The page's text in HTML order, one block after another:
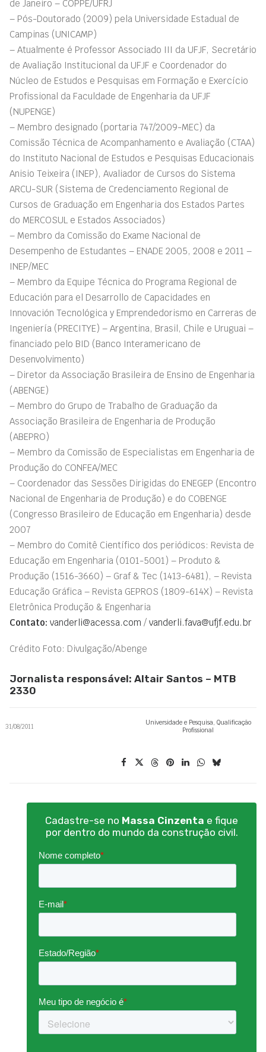
de Janeiro – COPPE/UFRJ
– Pós-Doutorado (2009) pela Universidade Estadual de
Campinas (UNICAMP)
– Atualmente é Professor Associado III da UFJF, Secretário
de Avaliação Institucional da UFJF e Coordenador do
Núcleo de Estudos e Pesquisas em Formação e Exercício
Profissional da Faculdade de Engenharia da UFJF
(NUPENGE)
– Membro designado (portaria 747/2009-MEC) da
Comissão Técnica de Acompanhamento e Avaliação (CTAA)
do Instituto Nacional de Estudos e Pesquisas Educacionais
Anisio Teixeira (INEP), Avaliador de Cursos do Sistema
ARCU-SUR (Sistema de Credenciamento Regional de
Cursos de Graduação em Engenharia dos Estados Partes
do MERCOSUL e Estados Associados)
– Membro da Comissão do Exame Nacional de
Desempenho de Estudantes – ENADE 2005, 2008 e 2011 –
INEP/MEC
– Membro da Equipe Técnica do Programa Regional de
Educación para el Desarrollo de Capacidades en
Innovación Tecnológica y Emprendedorismo en Carreras de
Ingeniería (PRECITYE) – Argentina, Brasil, Chile e Uruguai –
financiado pelo BID (Banco Interamericano de
Desenvolvimento)
– Diretor da Associação Brasileira de Ensino de Engenharia
(ABENGE)
– Membro do Grupo de Trabalho de Graduação da
Associação Brasileira de Engenharia de Produção
(ABEPRO)
– Membro da Comissão de Especialistas em Engenharia de
Produção do CONFEA/MEC
– Coordenador das Sessões Dirigidas do ENEGEP (Encontro
Nacional de Engenharia de Produção) e do COBENGE
(Congresso Brasileiro de Educação em Engenharia) desde
2007
– Membro do Comitê Científico dos periódicos: Revista de
Educação em Engenharia (0101-5001) – Produto &
Produção (1516-3660) – Graf & Tec (1413-6481), – Revista
Educação Gráfica – Revista GEPROS (1809-614X) – Revista
Eletrônica Produção & Engenharia
Contato: vanderli@acessa.com / vanderli.fava@ufjf.edu.br
Crédito Foto: Divulgação/Abenge
Jornalista responsável: Altair Santos – MTB
2330
31/08/2011 Universidade e Pesquisa, Qualificação
Profissional
Cadastre-se no Massa Cinzenta e fique
por dentro do mundo da construção civil.